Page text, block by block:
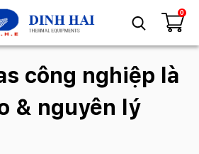
0
công nghiệp là
& nguyên lý